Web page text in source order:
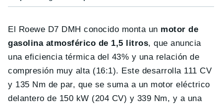
El Roewe D7 DMH conocido monta un motor de
gasolina atmosférico de 1,5 litros, que anuncia
una eficiencia térmica del 43% y una relación de
compresión muy alta (16:1). Este desarrolla 111 CV
y 135 Nm de par, que se suma a un motor eléctrico
delantero de 150 kW (204 CV) y 339 Nm, y a una